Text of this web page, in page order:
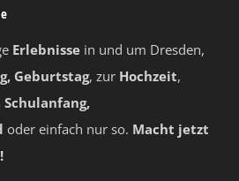
Erlebnisse in und um Dresden,
Geburtstag, zur Hochzeit,
Schulanfang,
oder einfach nur so. Macht jetzt